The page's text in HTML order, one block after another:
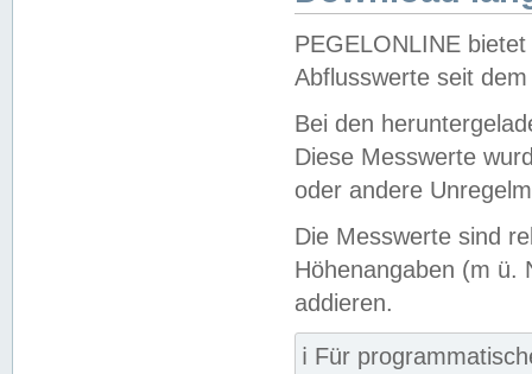
PEGELONLINE
Abflusswerte seit
Bei den
Diese Messwerte
oder andere
Die Messwerte sind
Höhenangaben (m ü.
addieren.
ℹ️ Für